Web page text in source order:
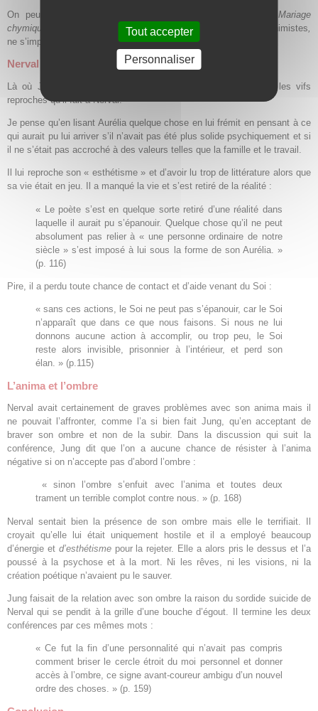
On peut aussi se demander si, inconsciemment, l’idée du Mariage
chymique,
de la Mystérieuse conjonction poursuivie par les alchimistes
ne s’impose pas à Nerval
Nerval a manqué la vie
Là où Jung montre combien il se sent concerné, c’est dans les vifs
reproches qu’il fait à Nerval.
Je pense qu’en lisant Aurélia quelque chose en lui frémit en pensant à ce
qui aurait pu lui arriver s’il n’avait pas été plus solide psychiquement et si
il ne s’était pas accroché à des valeurs telles que la famille et le travail.
Il lui reproche son « esthétisme » et d’avoir lu trop de littérature alors que
sa vie était en jeu. Il a manqué la vie et s’est retiré de la réalité :
« Le poète s’est en quelque sorte retiré d’une réalité dans
laquelle il aurait pu s’épanouir. Quelque chose qu’il ne peut
absolument pas relier à « une personne ordinaire de notre
siècle » s’est imposé à lui sous la forme de son Aurélia. »
(p. 116)
Pire, il a perdu toute chance de contact et d’aide venant du Soi :
« sans ces actions, le Soi ne peut pas s’épanouir, car le Soi
n’apparaît que dans ce que nous faisons. Si nous ne lui
donnons aucune action à accomplir, ou trop peu, le Soi
reste alors invisible, prisonnier à l’intérieur, et perd son
élan. » (p.115)
L’anima et l’ombre
Nerval avait certainement de graves problèmes avec son anima mais il
ne pouvait l’affronter, comme l’a si bien fait Jung, qu’en acceptant de
braver son ombre et non de la subir. Dans la discussion qui suit la
conférence, Jung dit que l’on a aucune chance de résister à l’anima
négative si on n’accepte pas d’abord l’ombre :
« sinon l’ombre s’enfuit avec l’anima et toutes deux
trament un terrible complot contre nous. » (p. 168)
Nerval sentait bien la présence de son ombre mais elle le terrifiait. Il
croyait qu’elle lui était uniquement hostile et il a employé beaucoup
d’énergie et d’esthétismepour la rejeter. Elle a alors pris le dessus et l’a
poussé à la psychose et à la mort. Ni les rêves, ni les visions, ni la
création poétique n’avaient pu le sauver.
Jung faisait de la relation avec son ombre la raison du sordide suicide de
Nerval qui se pendit à la grille d’une bouche d’égout. Il termine les deux
conférences par ces mêmes mots :
« Ce fut la fin d’une personnalité qui n’avait pas compris
comment briser le cercle étroit du moi personnel et donner
accès à l’ombre, ce signe avant-coureur ambigu d’un nouvel
ordre des choses. » (p. 159)
Tout accepter
Personnaliser